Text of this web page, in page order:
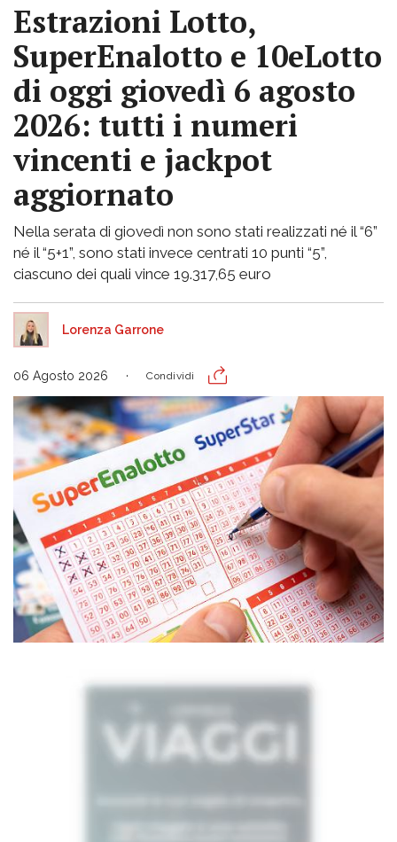
Estrazioni Lotto,
SuperEnalotto e 10eLotto
di oggi giovedì 6 agosto
2026: tutti i numeri
vincenti e jackpot
aggiornato
Nella serata di giovedì non sono stati realizzati né il “6”
né il “5+1”, sono stati invece centrati 10 punti “5”,
ciascuno dei quali vince 19.317,65 euro
Lorenza Garrone
06 Agosto 2026 Condividi